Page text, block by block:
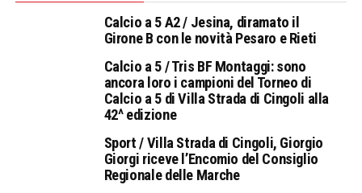
Calcio a 5 A2 / Jesina, diramato il
Girone B con le novità Pesaro e Rieti
Calcio a 5 / Tris BF Montaggi: sono
ancora loro i campioni del Torneo di
Calcio a 5 di Villa Strada di Cingoli alla
42^ edizione
Sport / Villa Strada di Cingoli, Giorgio
Giorgi riceve l’Encomio del Consiglio
Regionale delle Marche